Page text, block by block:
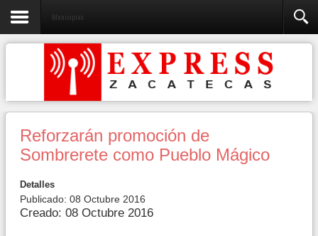
Municipios
Reforzarán promoción de
Sombrerete como Pueblo Mágico
Detalles
Publicado: 08 Octubre 2016
Creado: 08 Octubre 2016